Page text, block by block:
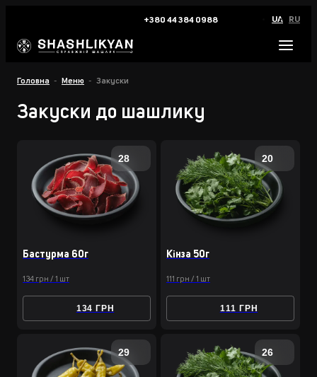
+380 44 384 0988 UA RU
Головна Меню Закуски
Закуски до шашлику
28
Бастурма 60г
134 грн / 1 шт
134 ГРН
20
Кінза 50г
111 грн / 1 шт
111 ГРН
29 26